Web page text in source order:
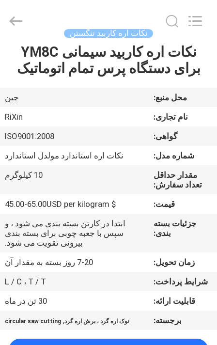
خانه
درباره
کارخانه
کیفیت
تماس
بگیرید
اخبار
Carbide
نکات اره کاربید تنگستن
نکات اره کاربید سیمانی YM8C
برای دستگاه پرس تمام اتوماتیک
محل منبع:
چین
نام تجاری:
RiXin
گواهی:
ISO9001:2008
شماره مدل:
نکات اره استاندارد مولدل استاندارد
مقدار حداقل
تعداد سفارش:
10 کیلوگرم
قیمت:
$ 45.00-65.00USD per kilogram
جزئیات بسته
بندی:
ابتدا در کارتن بسته بندی می شود ، و
سپس با جعبه چوبی برای بسته بندی
بیرونی تقویت می شود.
زمان تحویل:
7-20 روز بسته به مقدار آن
شرایط پرداخت:
L / C ، T / T
قابلیت ارائه:
30 تن در ماه
برجسته:
نوک اره گرد ، برش اره گرد,
circular saw cutting